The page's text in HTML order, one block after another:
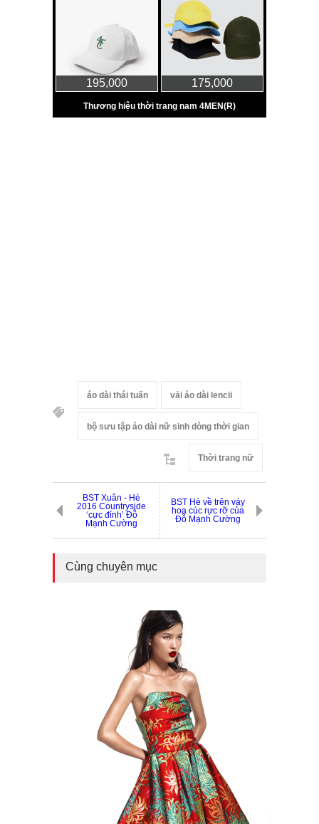
áo dài thái tuấn vải áo dài lencii
bộ sưu tập áo dài nữ sinh dòng thời gian
Thời trang nữ
BST Xuân - Hè
2016 Countryside
‘cực đỉnh’ Đỗ
Mạnh Cường
BST Hè về trên váy
hoa cúc rực rỡ của
Đỗ Mạnh Cường
Cùng chuyên mục